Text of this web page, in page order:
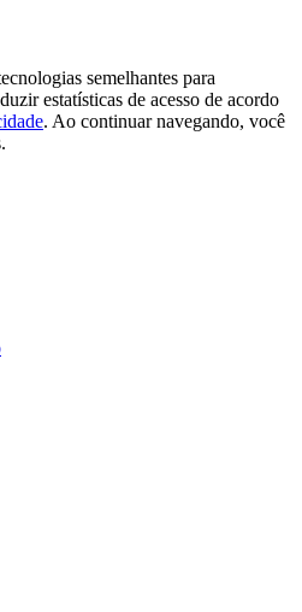
semelhantes para
estatísticas de acesso de acordo
. Ao continuar navegando, você